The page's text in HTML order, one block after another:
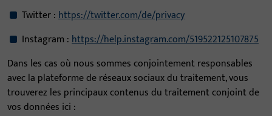
Twitter :https://twitter.com/de/privacy
Instagram :https://help.instagram.com/519522125107875
Dans les cas où nous sommes conjointement responsables
avec la plateforme de réseaux sociaux du traitement, vous
trouverez les principaux contenus du traitement conjoint de
vos données ici :